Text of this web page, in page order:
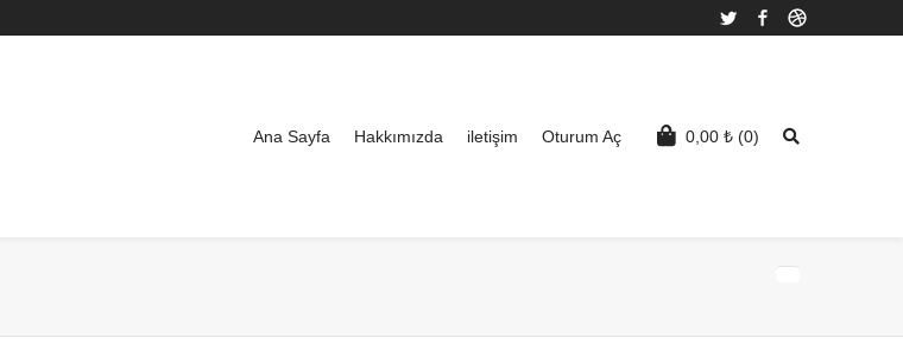
Twitter Facebook
0,00 ₺ (0)
Ana Sayfa Hakkımızda iletişim Oturum Aç